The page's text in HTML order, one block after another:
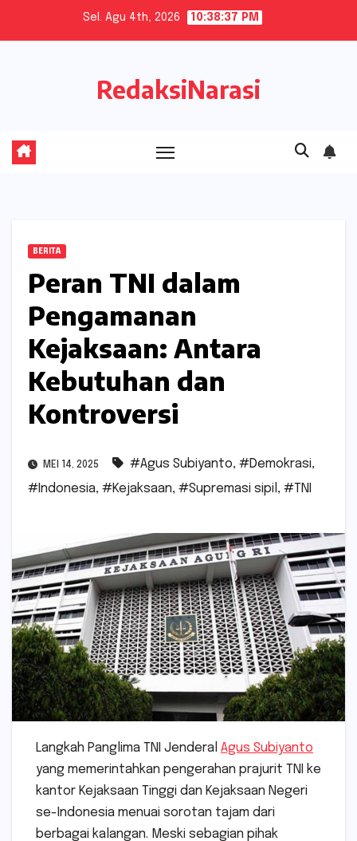
Sel. Agu 4th, 2026 10:38:38 PM
RedaksiNarasi
BERITA
Peran TNI dalam
Pengamanan
Kejaksaan: Antara
Kebutuhan dan
Kontroversi
MEI 14, 2025 #Agus Subiyanto, #Demokrasi,
#Indonesia, #Kejaksaan, #Supremasi sipil , #TNI
Langkah Panglima TNI Jenderal Agus Subiyanto
yang memerintahkan pengerahan prajurit TNI ke
kantor Kejaksaan Tinggi dan Kejaksaan Negeri
se-Indonesia menuai sorotan tajam dari
berbagai kalangan. Meski sebagian pihak